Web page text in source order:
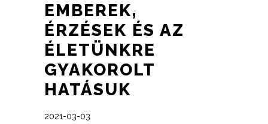
EMBEREK,
ÉRZÉSEK ÉS AZ
ÉLETÜNKRE
GYAKOROLT
HATÁSUK
2021-03-03